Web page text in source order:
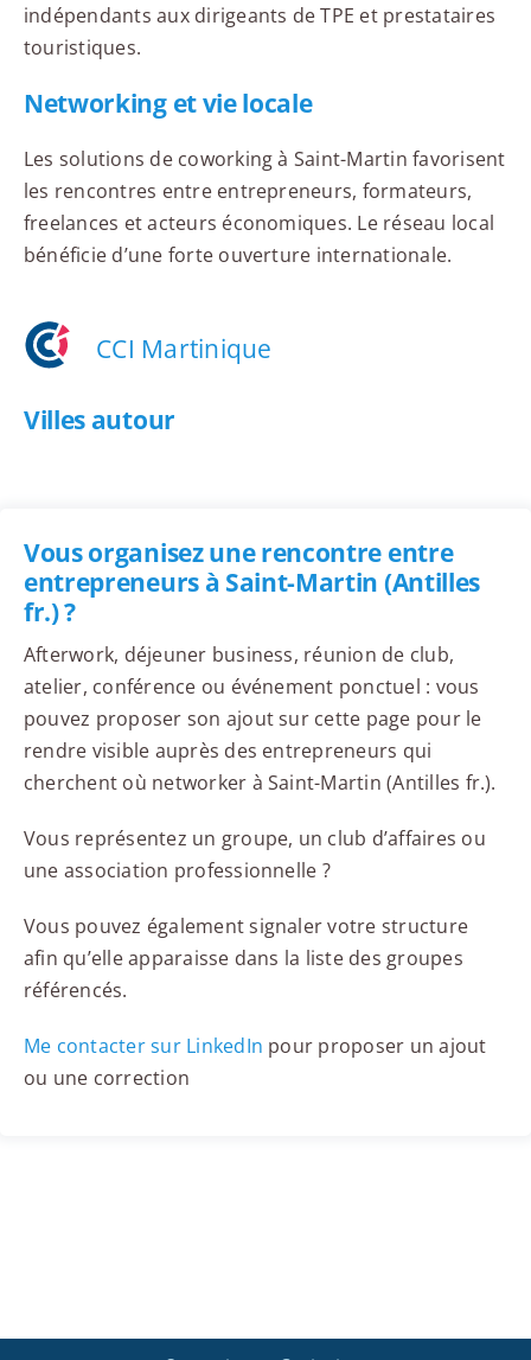
indépendants aux dirigeants de TPE et prestataires
touristiques.
Networking et vie locale
Les solutions de coworking à Saint-Martin favorisent
les rencontres entre entrepreneurs, formateurs,
freelances et acteurs économiques. Le réseau local
bénéficie d’une forte ouverture internationale.
CCI Martinique
Villes autour
Vous organisez une rencontre entre
entrepreneurs à Saint-Martin (Antilles
fr.) ?
Afterwork, déjeuner business, réunion de club,
atelier, conférence ou événement ponctuel : vous
pouvez proposer son ajout sur cette page pour le
rendre visible auprès des entrepreneurs qui
cherchent où networker à Saint-Martin (Antilles fr.).
Vous représentez un groupe, un club d’affaires ou
une association professionnelle ?
Vous pouvez également signaler votre structure
afin qu’elle apparaisse dans la liste des groupes
référencés.
Me contacter sur LinkedIn pour proposer un ajout
ou une correction